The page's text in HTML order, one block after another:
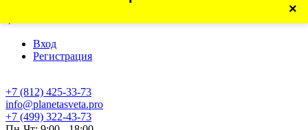
г. Санкт-Петербург, проспект Обуховской Обороны, 70, корп.
Вход
Регистрация
+7 (812) 425-33-73
×
info@planetasveta.pro
+7 (499) 322-43-73